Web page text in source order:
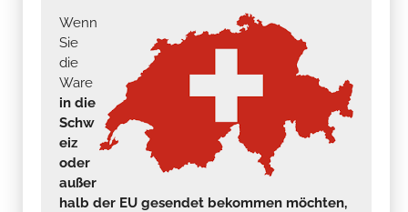
Wenn
Sie
die
Ware
in die
Schw
eiz
oder
außer
halb der EU gesendet bekommen möchten,